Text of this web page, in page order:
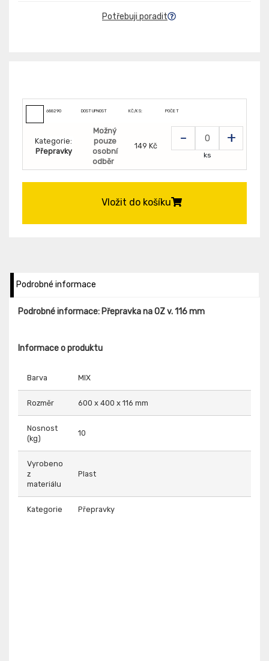
Potřebuji poradit
688290 DOSTUPNOST KČ/KS: POČET
Kategorie:
Přepravky
Možný
pouze
osobní
odběr
149 Kč - +
ks
Vložit do košíku
Podrobné informace
Podrobné informace: Přepravka na OZ v. 116 mm
Informace o produktu
Barva MIX
Rozměr 600 x 400 x 116 mm
Nosnost
(kg)
10
Vyrobeno
z
materiálu
Plast
Kategorie Přepravky